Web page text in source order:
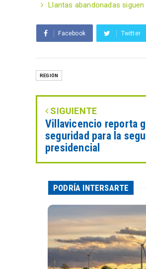
Llantas abandonadas
Facebook Twitter
REGIÓN
SIGUIENTE
Villavicencio reporta
seguridad para la
presidencial
PODRÍA INTERSARTE